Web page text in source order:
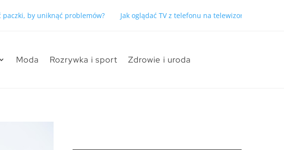
paczki, by uniknąć problemów? Jak oglądać TV z telefonu na telewizorze bez
Moda Rozrywka i sport Zdrowie i uroda